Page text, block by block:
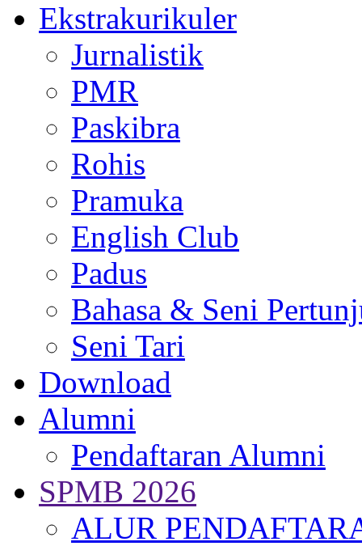
Ekstrakurikuler
Jurnalistik
PMR
Paskibra
Rohis
Pramuka
English Club
Padus
Bahasa & Seni
Seni Tari
Download
Alumni
Pendaftaran Alumni
SPMB 2026
ALUR